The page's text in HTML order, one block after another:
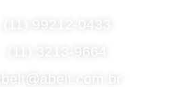
(11) 3213-9664
abelt@abelt.com.br